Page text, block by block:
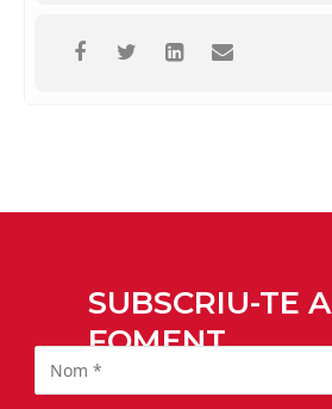
SUBSCRIU-TE A
FOMENT